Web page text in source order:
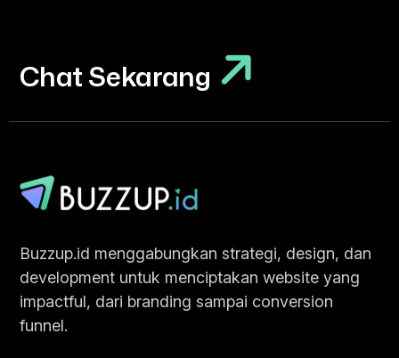
Chat Sekarang
Chat Sekarang
Buzzup.id menggabungkan strategi, design, dan
development untuk menciptakan website yang
impactful, dari branding sampai conversion
funnel.